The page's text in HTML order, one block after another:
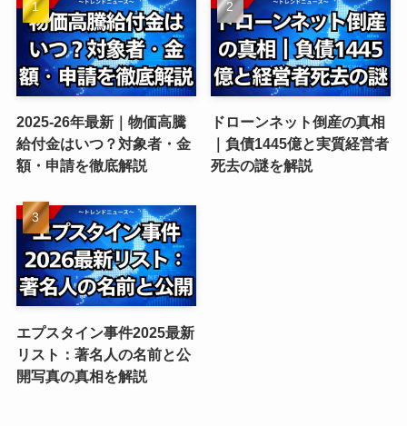
2025-26年最新｜物価高騰
給付金はいつ？対象者・金
額・申請を徹底解説
ドローンネット倒産の真相
｜負債1445億と実質経営者
死去の謎を解説
エプスタイン事件2025最新
リスト：著名人の名前と公
開写真の真相を解説